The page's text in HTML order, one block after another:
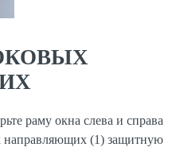
раму окна слева и справа
направляющих (1) защитную